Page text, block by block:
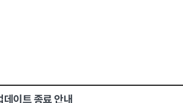
이트 종료 안내